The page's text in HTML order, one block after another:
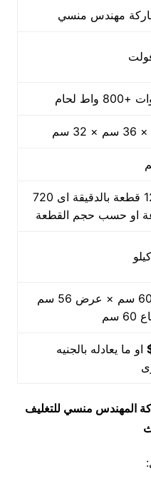
حتى 12 قطعة بالدقيقة اى 720
او حسب حجم القطعة
طول 60 سم × عرض 56 سم
سم
او ما يعادله بالجنيه
المهندس منسي للتغليف